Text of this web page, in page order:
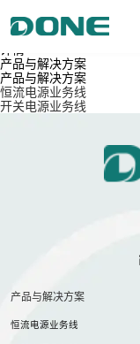
首页
产品与解决方案
产品与解决方案
产品与解决方案
恒流电源业务线
开关电源业务线
产品与解决方案
恒流电源业务线